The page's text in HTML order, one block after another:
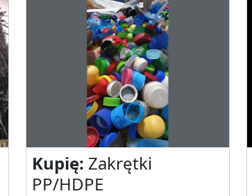
Kupię: Zakrętki
PP/HDPE